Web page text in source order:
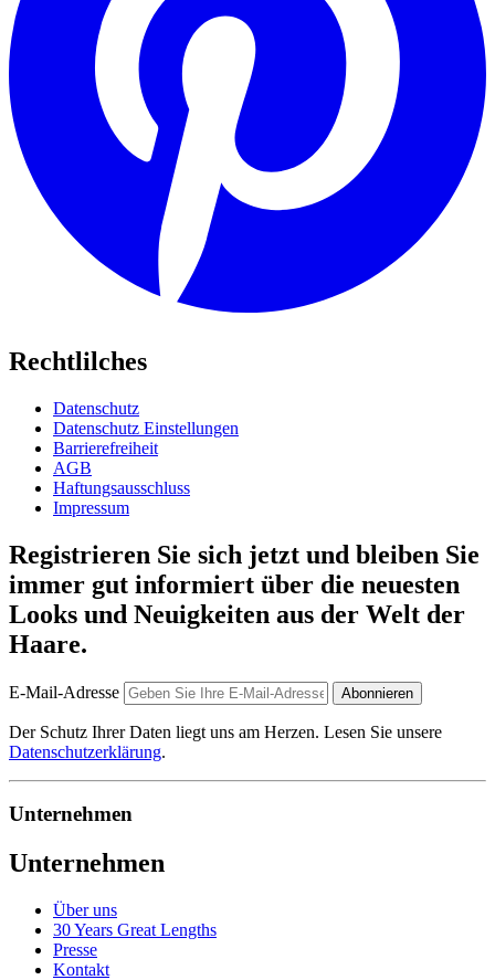
Rechtlilches
Datenschutz
Datenschutz Einstellungen
Barrierefreiheit
AGB
Haftungsausschluss
Impressum
Registrieren Sie sich jetzt und bleiben Sie
immer gut informiert über die neuesten
Looks und Neuigkeiten aus der Welt der
Haare.
E-Mail-Adresse Abonnieren
Der Schutz Ihrer Daten liegt uns am Herzen. Lesen Sie unsere
Datenschutzerklärung.
Unternehmen
Unternehmen
Über uns
30 Years Great Lengths
Presse
Kontakt